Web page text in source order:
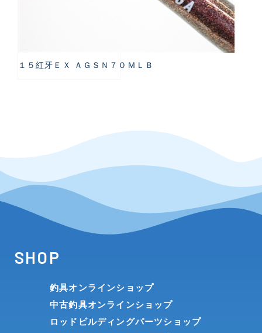
１５紅牙ＥＸ ＡＧＳＮ７０ＭＬＢ
SHOP
釣具オンラインショップ
中古釣具オンラインショップ
ロッドビルディングパーツショップ